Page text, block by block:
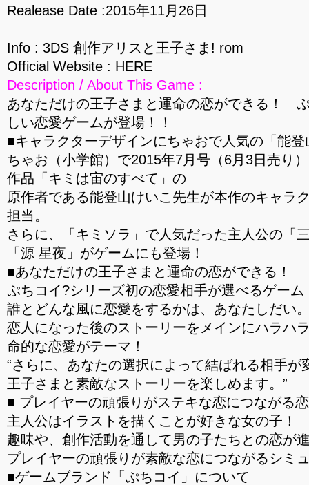
Realease Date :2015年11月26日
Info : 3DS 創作アリスと王子さま! rom
Official Website : HERE
Description / About This Game :
あなただけの王子さまと運命の恋ができる！
しい恋愛ゲームが登場！！
■キャラクターデザインにちゃおで人気の「能
ちゃお（小学館）で2015年7月号（6月3日売り
作品「キミは宙のすべて」の
原作者である能登山けいこ先生が本作のキャラ
担当。
さらに、「キミソラ」で人気だった主人公の「
「源 星夜」がゲームにも登場！
■あなただけの王子さまと運命の恋ができる！
ぷちコイ?シリーズ初の恋愛相手が選べるゲーム
誰とどんな風に恋愛をするかは、あなたしだい
恋人になった後のストーリーをメインにハラハ
命的な恋愛がテーマ！
“さらに、あなたの選択によって結ばれる相手が
王子さまと素敵なストーリーを楽しめます。”
■ プレイヤーの頑張りがステキな恋につながる
主人公はイラストを描くことが好きな女の子！
趣味や、創作活動を通して男の子たちとの恋が
プレイヤーの頑張りが素敵な恋につながるシミ
■ゲームブランド「ぷちコイ」について